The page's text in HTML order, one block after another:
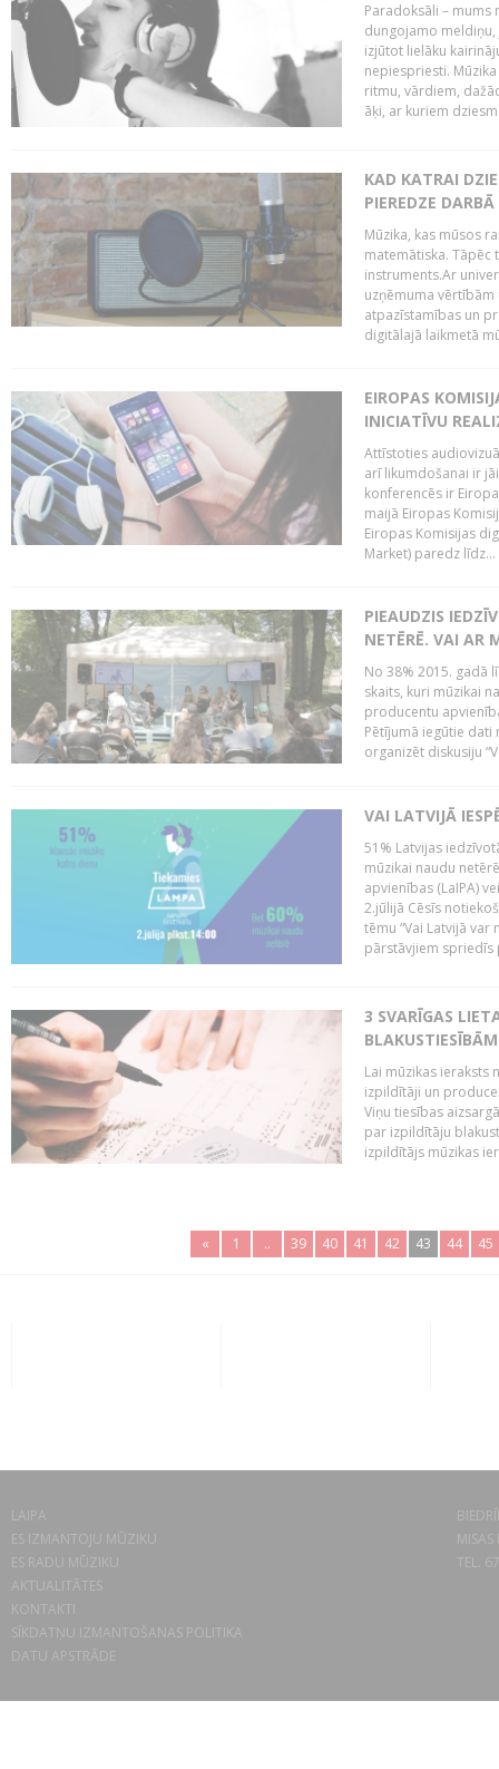
Paradoksāli – mums
dungojamo
izjūtot lielāku
nepiespriesti.
ritmu, vārdiem,
āķi, ar kuriem
KAD KATRAI
PIEREDZE
Mūzika, kas mūsos
matemātiska. Tāpēc
instruments.Ar
uzņēmuma
atpazīstamības un
digitālajā laikmetā
EIROPAS
INICIATĪVU
Attīstoties
arī likumdošanai ir
konferencēs ir
maijā Eiropas
Eiropas Komisijas
Market) paredz līdz...
PIEAUDZIS
NETĒRĒ. VAI AR
No 38% 2015. gadā
skaits, kuri mūzikai
producentu
Pētījumā iegūtie dati
organizēt diskusiju
VAI LATVIJĀ
51% Latvijas
mūzikai naudu
apvienības (LaIPA)
2.jūlijā Cēsīs
tēmu “Vai Latvijā
pārstāvjiem spriedīs
3 SVARĪGAS
BLAKUSTIESĪBĀM
Lai mūzikas ieraksts
izpildītāji un
Viņu tiesības
par izpildītāju
izpildītājs mūzikas
« 1 .. 39 40 41 42 43 44 45
LAIPA
ES IZMANTOJU MŪZIKU
ES RADU MŪZIKU
AKTUALITĀTES
KONTAKTI
SĪKDATŅU IZMANTOŠANAS POLITIKA
DATU APSTRĀDE
TEL.